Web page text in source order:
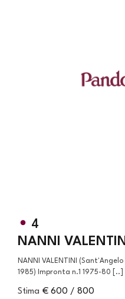
4
NANNI VALENTINI
NANNI VALENTINI (Sant'Angelo in Vado, PU 1932 - Vimercate, MI
1985) Impronta n.1 1975-80 [..]
Stima € 600 / 800